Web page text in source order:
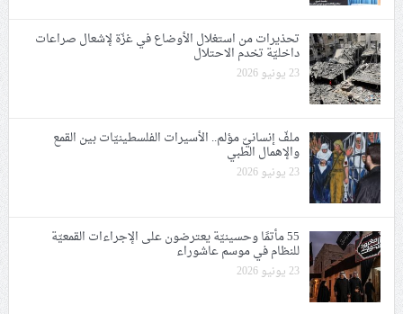
تحذيرات من استغلال الأوضاع في غزّة لإشعال صراعات
داخليّة تخدم الاحتلال
23 يونيو 2026
ملفّ إنسانيّ مؤلم.. الأسيرات الفلسطينيّات بين القمع
والإهمال الطبي
23 يونيو 2026
55 مأتمًا وحسينيّة يعترضون على الإجراءات القمعيّة
للنظام في موسم عاشوراء
23 يونيو 2026